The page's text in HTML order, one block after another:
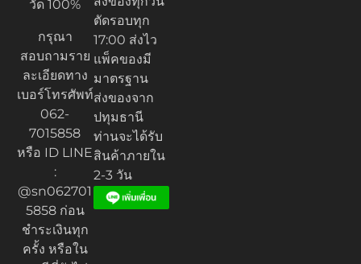
วัด 100%
กรุณา
สอบถามราย
ละเอียดทาง
เบอร์โทรศัพท์
062-
7015858
หรือ ID LINE
:
@sn062701
5858 ก่อน
ชำระเงินทุก
ครั้ง หรือใน
ตัดรอบทุก
17:00 ส่งไว
แพ็คของมี
มาตรฐาน
ส่งของจาก
ปทุมธานี
ท่านจะได้รับ
สินค้าภายใน
2-3 วัน